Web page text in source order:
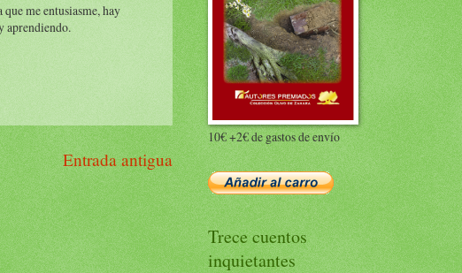
me entusiasme, hay
aprendiendo.
Entrada antigua
10€ +2€ de gastos de envío
Trece cuentos
inquietantes